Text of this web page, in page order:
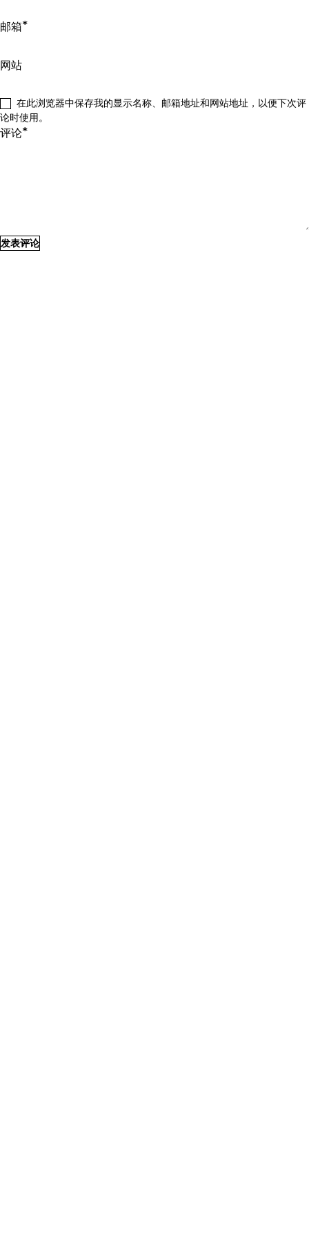
评论*
邮箱*
网站
在此浏览器中保存我的显示名称、邮箱地址和网站地址，以便下次评
论时使用。